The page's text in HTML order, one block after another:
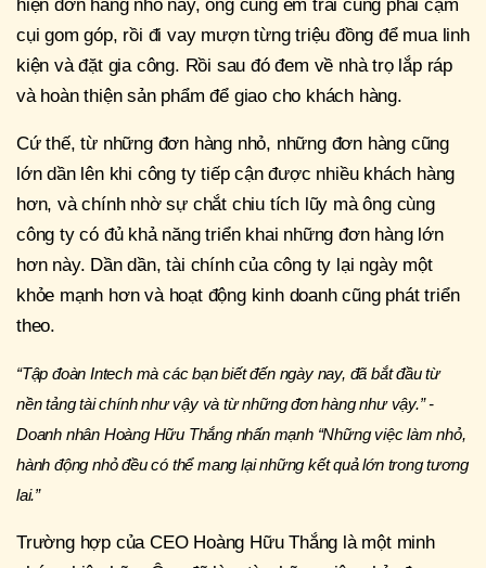
hiện đơn hàng nhỏ này, ông cùng em trai cũng phải cặm
cụi gom góp, rồi đi vay mượn từng triệu đồng để mua linh
kiện và đặt gia công. Rồi sau đó đem về nhà trọ lắp ráp
và hoàn thiện sản phẩm để giao cho khách hàng.
Cứ thế, từ những đơn hàng nhỏ, những đơn hàng cũng
lớn dần lên khi công ty tiếp cận được nhiều khách hàng
hơn, và chính nhờ sự chắt chiu tích lũy mà ông cùng
công ty có đủ khả năng triển khai những đơn hàng lớn
hơn này. Dần dần, tài chính của công ty lại ngày một
khỏe mạnh hơn và hoạt động kinh doanh cũng phát triển
theo.
“Tập đoàn Intech mà các bạn biết đến ngày nay, đã bắt đầu từ
nền tảng tài chính như vậy và từ những đơn hàng như vậy.” -
Doanh nhân Hoàng Hữu Thắng nhấn mạnh “Những việc làm nhỏ,
hành động nhỏ đều có thể mang lại những kết quả lớn trong tương
lai.”
Trường hợp của CEO Hoàng Hữu Thắng là một minh